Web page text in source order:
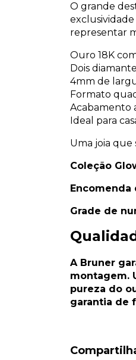
O grande
representar
Ouro 18K
Dois
4mm de
Formato
Acabamento
Ideal para
Uma joia que
Coleção
Grade de
A Bruner
montagem.
pureza do
garantia de